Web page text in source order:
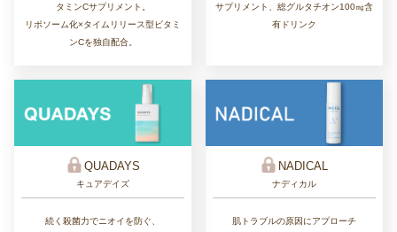
タミンCサプリメント。
リポソーム化×タイムリリース型ビタミ
ンCを独自配合。
サプリメント、総グルタチオン100㎎含
有ドリンク
QUADAYS
キュアデイズ
続く殺菌力でニオイを防ぐ、
NADICAL
ナディカル
肌トラブルの原因にアプローチ